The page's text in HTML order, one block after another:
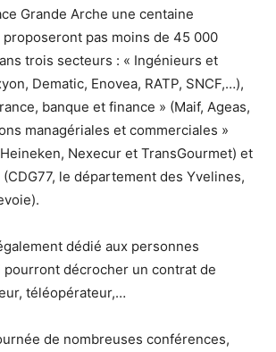
Grande Arche une centaine
proposeront pas moins de 45 000
trois secteurs : « Ingénieurs et
Dematic, Enovea, RATP, SNCF,…),
banque et finance » (Maif, Ageas,
managériales et commerciales »
Nexecur et TransGourmet) et
le département des Yvelines,
dédié aux personnes
pourront décrocher un contrat de
téléopérateur,…
de nombreuses conférences,